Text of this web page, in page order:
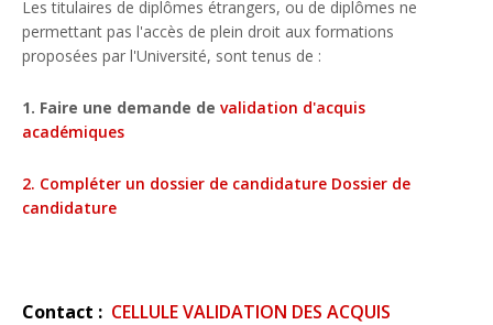
Les titulaires de diplômes étrangers, ou de diplômes ne
permettant pas l'accès de plein droit aux formations
proposées par l'Université, sont tenus de :
1. Faire une demande de validation d'acquis
académiques
2. Compléter un dossier de candidature Dossier de
candidature
Contact : CELLULE VALIDATION DES ACQUIS